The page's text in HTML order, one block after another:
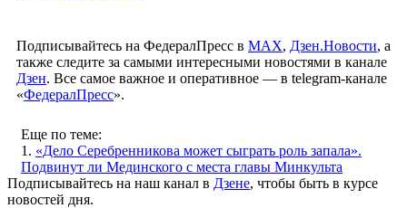
Подписывайтесь на ФедералПресс в МАХ, Дзен.Новости, а
также следите за самыми интересными новостями в канале
Дзен. Все самое важное и оперативное — в telegram-канале
«ФедералПресс».
Еще по теме:
1. «Дело Серебренникова может сыграть роль запала».
Подвинут ли Мединского с места главы Минкульта
Подписывайтесь на наш канал в Дзене, чтобы быть в курсе
новостей дня.